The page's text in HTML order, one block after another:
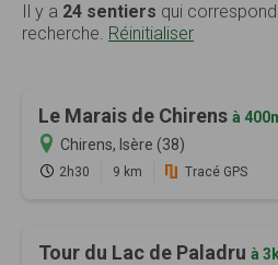
Il y a 24 sentiers qui
recherche. Réinitialiser
Le Marais de Chirens à
Chirens, Isère (38)
2h30 9 km Tracé GPS
Tour du Lac de Paladru à